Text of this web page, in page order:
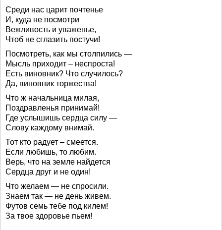
Среди нас царит почтенье
И, куда не посмотри
Вежливость и уваженье,
Чтоб не сглазить постучи!
Посмотреть, как мы столпились —
Мысль приходит – неспроста!
Есть виновник? Что случилось?
Да, виновник торжества!
Что ж начальница милая,
Поздравленья принимай!
Где услышишь сердца силу —
Слову каждому внимай.
Тот кто радует – смеется.
Если любишь, то любим.
Верь, что на земле найдется
Сердца друг и не один!
Что желаем — не спросили.
Знаем так — не день живем.
Футов семь тебе под килем!
За твое здоровье пьем!